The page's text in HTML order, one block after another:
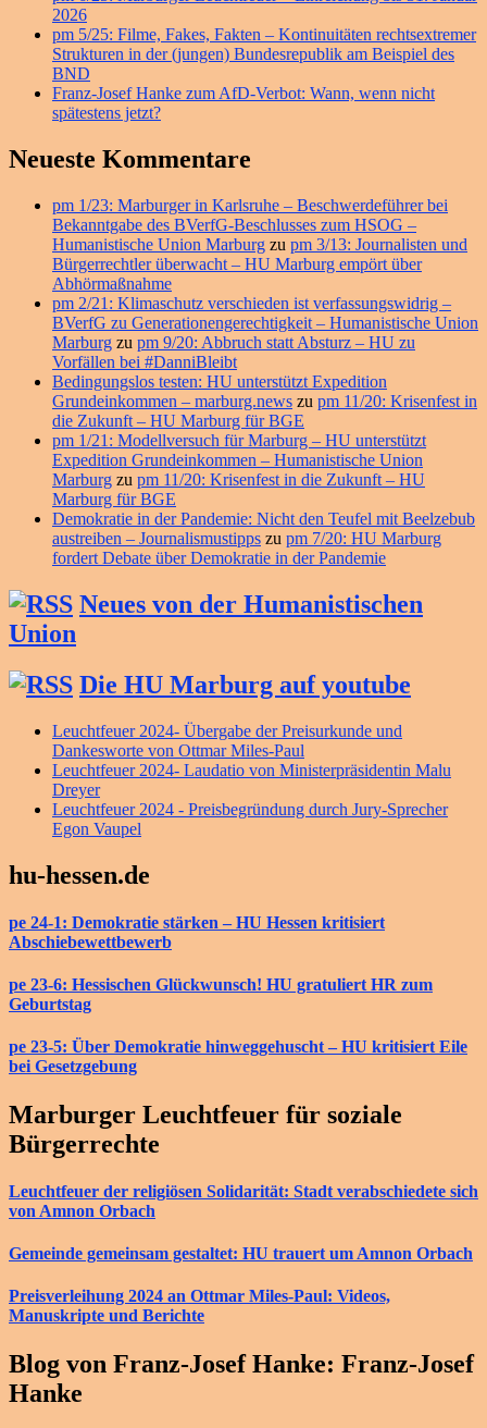
2026
pm 5/25: Filme, Fakes, Fakten – Kontinuitäten rechtsextremer
Strukturen in der (jungen) Bundesrepublik am Beispiel des
BND
Franz-Josef Hanke zum AfD-Verbot: Wann, wenn nicht
spätestens jetzt?
Neueste Kommentare
pm 1/23: Marburger in Karlsruhe – Beschwerdeführer bei
Bekanntgabe des BVerfG-Beschlusses zum HSOG –
Humanistische Union Marburg zu pm 3/13: Journalisten und
Bürgerrechtler überwacht – HU Marburg empört über
Abhörmaßnahme
pm 2/21: Klimaschutz verschieden ist verfassungswidrig –
BVerfG zu Generationengerechtigkeit – Humanistische Union
Marburg zu pm 9/20: Abbruch statt Absturz – HU zu
Vorfällen bei #DanniBleibt
Bedingungslos testen: HU unterstützt Expedition
Grundeinkommen – marburg.news zu pm 11/20: Krisenfest in
die Zukunft – HU Marburg für BGE
pm 1/21: Modellversuch für Marburg – HU unterstützt
Expedition Grundeinkommen – Humanistische Union
Marburg zu pm 11/20: Krisenfest in die Zukunft – HU
Marburg für BGE
Demokratie in der Pandemie: Nicht den Teufel mit Beelzebub
austreiben – Journalismustipps zu pm 7/20: HU Marburg
fordert Debate über Demokratie in der Pandemie
Neues von der Humanistischen
Union
Die HU Marburg auf youtube
Leuchtfeuer 2024- Übergabe der Preisurkunde und
Dankesworte von Ottmar Miles-Paul
Leuchtfeuer 2024- Laudatio von Ministerpräsidentin Malu
Dreyer
Leuchtfeuer 2024 - Preisbegründung durch Jury-Sprecher
Egon Vaupel
hu-hessen.de
pe 24-1: Demokratie stärken – HU Hessen kritisiert
Abschiebewettbewerb
pe 23-6: Hessischen Glückwunsch! HU gratuliert HR zum
Geburtstag
pe 23-5: Über Demokratie hinweggehuscht – HU kritisiert Eile
bei Gesetzgebung
Marburger Leuchtfeuer für soziale
Bürgerrechte
Leuchtfeuer der religiösen Solidarität: Stadt verabschiedete sich
von Amnon Orbach
Gemeinde gemeinsam gestaltet: HU trauert um Amnon Orbach
Preisverleihung 2024 an Ottmar Miles-Paul: Videos,
Manuskripte und Berichte
Blog von Franz-Josef Hanke: Franz-Josef
Hanke